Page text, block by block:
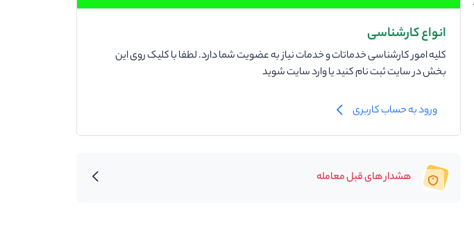
انواع کارشناسی
کلیه امور کارشناسی خدماتات و خدمات نیاز به عضویت شما دارد. لطفا با کلیک روی این
بخش در سایت ثبت نام کنید یا وارد سایت شوید
ورود به حساب کاربری
هشدار های قبل معامله